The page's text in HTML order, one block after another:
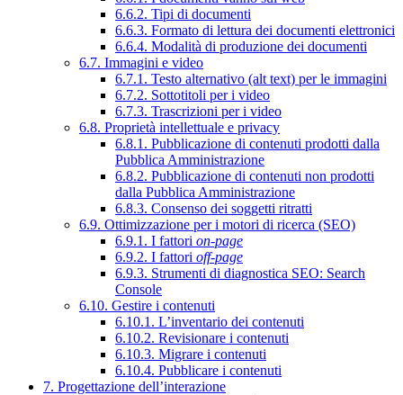
6.6.2. Tipi di documenti
6.6.3. Formato di lettura dei documenti elettronici
6.6.4. Modalità di produzione dei documenti
6.7. Immagini e video
6.7.1. Testo alternativo (alt text) per le immagini
6.7.2. Sottotitoli per i video
6.7.3. Trascrizioni per i video
6.8. Proprietà intellettuale e privacy
6.8.1. Pubblicazione di contenuti prodotti dalla
Pubblica Amministrazione
6.8.2. Pubblicazione di contenuti non prodotti
dalla Pubblica Amministrazione
6.8.3. Consenso dei soggetti ritratti
6.9. Ottimizzazione per i motori di ricerca (SEO)
6.9.1. I fattori on-page
6.9.2. I fattori off-page
6.9.3. Strumenti di diagnostica SEO: Search
Console
6.10. Gestire i contenuti
6.10.1. L’inventario dei contenuti
6.10.2. Revisionare i contenuti
6.10.3. Migrare i contenuti
6.10.4. Pubblicare i contenuti
7. Progettazione dell’interazione